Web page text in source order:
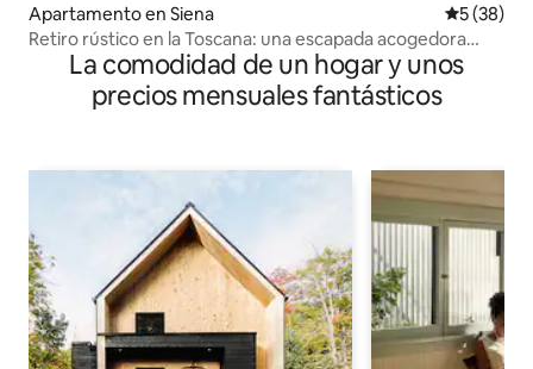
Apartamento en Siena
5 (38)
Retiro rústico en la Toscana: una escapada acogedora
cerca de Siena
La comodidad de un hogar y unos
precios mensuales fantásticos